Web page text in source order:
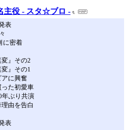
主役 - スタ☆ブロ -
表
に密着
変』その2
』その1
に興奮
た初愛車
年ぶり共演
由を告白
表